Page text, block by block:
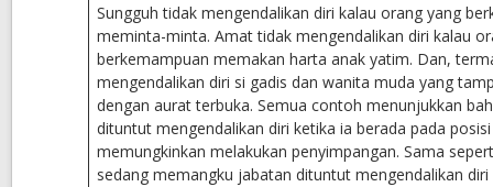
Sungguh tidak mengendalikan diri kalau orang yang
meminta-minta. Amat tidak mengendalikan diri kalau
berkemampuan memakan harta anak yatim. Dan,
mengendalikan diri si gadis dan wanita muda yang
dengan aurat terbuka. Semua contoh menunjukkan
dituntut mengendalikan diri ketika ia berada pada
memungkinkan melakukan penyimpangan. Sama
sedang memangku jabatan dituntut mengendalikan